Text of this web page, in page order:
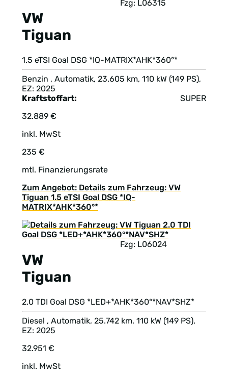
VW
Tiguan
Fzg: L06315
1.5 eTSI Goal DSG *IQ-MATRIX*AHK*360°*
Benzin , Automatik, 23.605 km, 110 kW (149 PS),
EZ: 2025
Kraftstoffart:
SUPER
32.889 €
inkl. MwSt
235 €
mtl. Finanzierungsrate
Zum Angebot: Details zum Fahrzeug: VW
Tiguan 1.5 eTSI Goal DSG *IQ-
MATRIX*AHK*360°*
VW
Tiguan
Fzg: L06024
2.0 TDI Goal DSG *LED+*AHK*360°*NAV*SHZ*
Diesel , Automatik, 25.742 km, 110 kW (149 PS),
EZ: 2025
32.951 €
inkl. MwSt